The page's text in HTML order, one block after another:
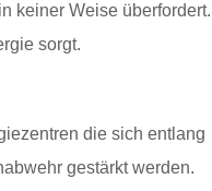
keiner Weise überfordert.
sorgt.
die sich entlang
gestärkt werden.